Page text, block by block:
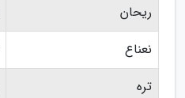
ریحان
نعناع
تره